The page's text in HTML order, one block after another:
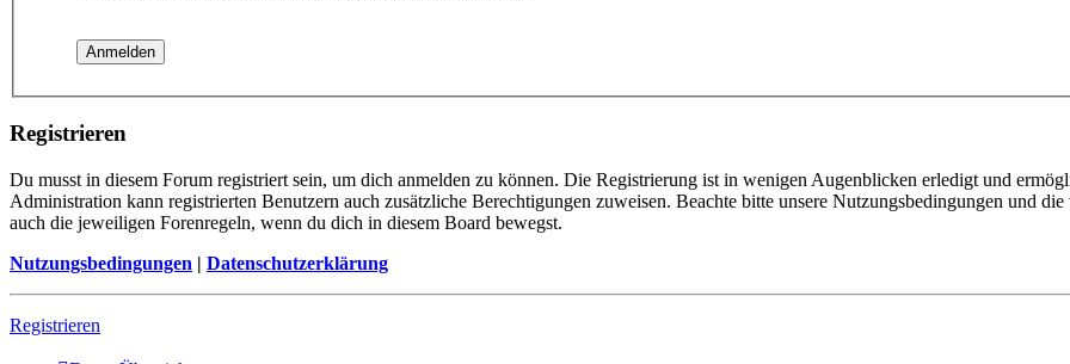
Registrieren
Du musst in diesem Forum registriert sein, um dich anmelden zu können. Die Registrierung ist in wenigen Augenblicken erledigt und
Administration kann registrierten Benutzern auch zusätzliche Berechtigungen zuweisen. Beachte bitte unsere Nutzungsbedingungen und
auch die jeweiligen Forenregeln, wenn du dich in diesem Board bewegst.
Nutzungsbedingungen | Datenschutzerklärung
Registrieren